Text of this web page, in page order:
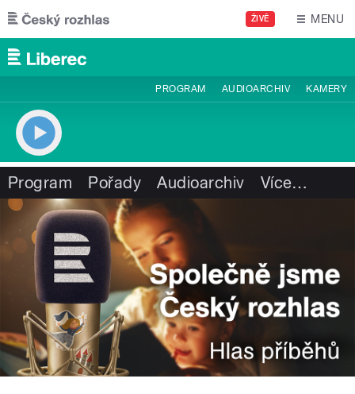
Přejít k hlavnímu obsahu
ŽIVĚ MENU
PROGRAM AUDIOARCHIV KAMERY
Program Pořady Audioarchiv Více…